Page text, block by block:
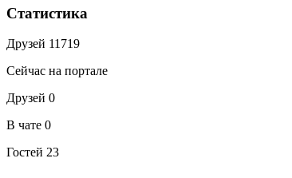
Статистика
Друзей 11719
Сейчас на портале
Друзей 0
В чате 0
Гостей 23